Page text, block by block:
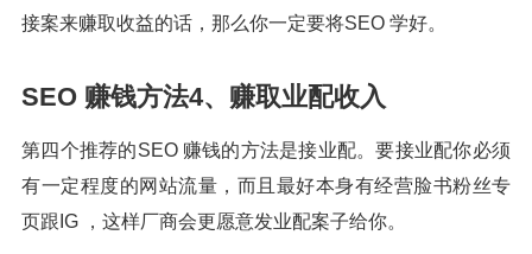
接案来赚取收益的话，那么你一定要将SEO 学好。
SEO 赚钱方法4、赚取业配收入
第四个推荐的SEO 赚钱的方法是接业配。要接业配你必须
有一定程度的网站流量，而且最好本身有经营脸书粉丝专
页跟IG ，这样厂商会更愿意发业配案子给你。